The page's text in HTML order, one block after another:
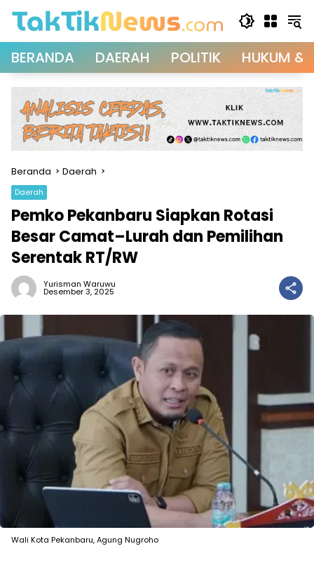
BERANDA DAERAH POLITIK HUKUM &
Beranda Daerah
Daerah
Pemko Pekanbaru Siapkan Rotasi
Besar Camat–Lurah dan Pemilihan
Serentak RT/RW
Yurisman Waruwu
Desember 3, 2025
Wali Kota Pekanbaru, Agung Nugroho